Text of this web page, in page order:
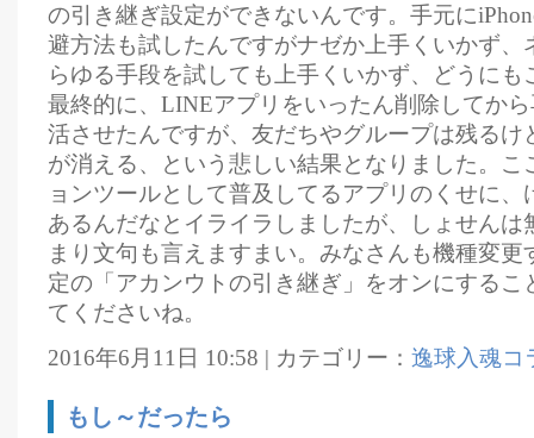
の引き継ぎ設定ができないんです。手元に
避方法も試したんですがナゼか上手くいかず、
らゆる手段を試しても上手くいかず、どうにも
最終的に、LINEアプリをいったん削除してか
活させたんですが、友だちやグループは残るけ
が消える、という悲しい結果となりました。こ
ョンツールとして普及してるアプリのくせに
あるんだなとイライラしましたが、しょせんは
まり文句も言えますまい。みなさんも機種変
定の「アカンウトの引き継ぎ」をオンにするこ
てくださいね。
2016年6月11日 10:58 | カテゴリー： 逸球入魂コ
もし～だったら